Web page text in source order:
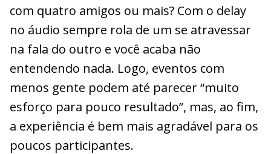
com quatro amigos ou mais? Com o delay
no áudio sempre rola de um se atravessar
na fala do outro e você acaba não
entendendo nada. Logo, eventos com
menos gente podem até parecer “muito
esforço para pouco resultado”, mas, ao fim,
a experiência é bem mais agradável para os
poucos participantes.